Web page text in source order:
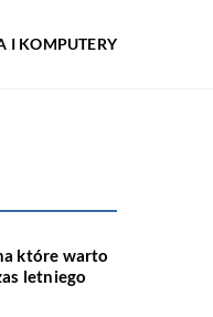
I KOMPUTERY
które warto
letniego